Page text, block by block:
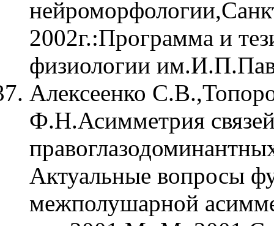
2002г.:Программа и
физиологии
Алексеенко
Ф.Н.Асимметрия
Актуальные вопросы
межполушарной